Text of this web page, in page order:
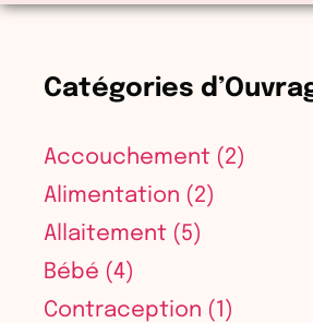
Catégories
Accouchement (2)
Alimentation (2)
Allaitement (5)
Bébé (4)
Contraception (1)